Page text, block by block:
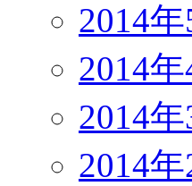
2014
2014
2014
2014